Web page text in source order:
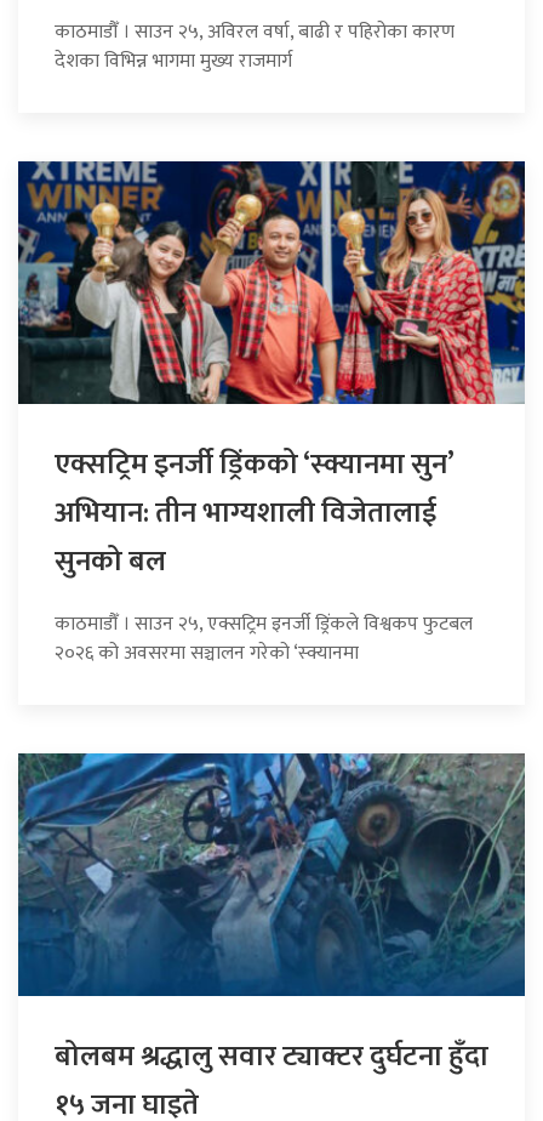
काठमाडौँ । साउन २५, अविरल वर्षा, बाढी र पहिरोका कारण
देशका विभिन्न भागमा मुख्य राजमार्ग
एक्सट्रिम इनर्जी ड्रिंकको ‘स्क्यानमा सुन’
अभियान: तीन भाग्यशाली विजेतालाई
सुनको बल
काठमाडौँ । साउन २५, एक्सट्रिम इनर्जी ड्रिंकले विश्वकप फुटबल
२०२६ को अवसरमा सञ्चालन गरेको ‘स्क्यानमा
बोलबम श्रद्धालु सवार ट्याक्टर दुर्घटना हुँदा
१५ जना घाइते